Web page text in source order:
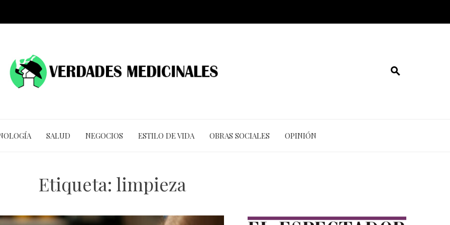
SALUD NEGOCIOS ESTILO DE VIDA OBRAS SOCIALES OPINIÓN
Etiqueta: limpieza